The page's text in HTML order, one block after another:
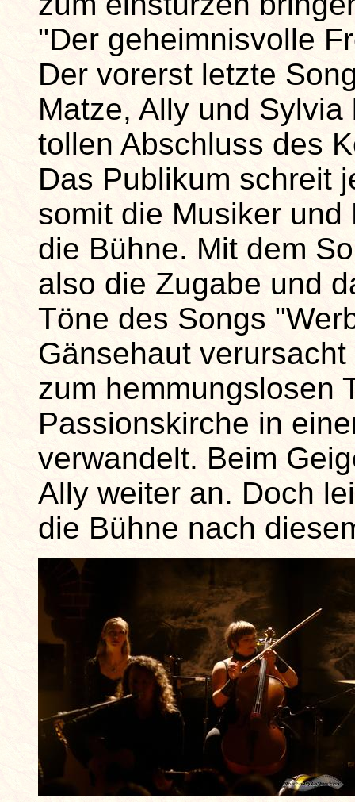
"Der geheimnisvolle
Der vorerst letzte
Matze, Ally und
tollen Abschluss des
Das Publikum schreit
somit die Musiker und
die Bühne. Mit dem
also die Zugabe und
Töne des Songs
Gänsehaut
zum hemmungslosen
Passionskirche in
verwandelt. Beim
Ally weiter an. Doch
die Bühne nach